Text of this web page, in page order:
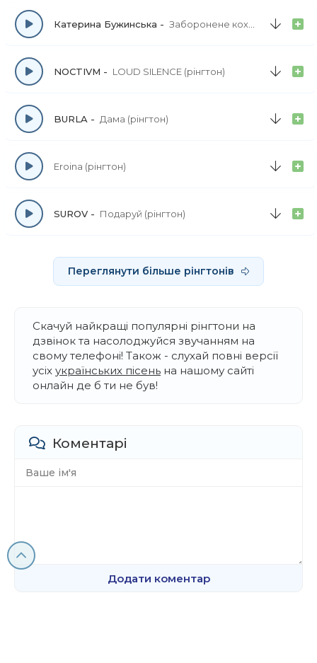
Катерина Бужинська Заборонене кохання (рінгтон)
NOCTIVM LOUD SILENCE (рінгтон)
BURLA Дама (рінгтон)
Eroina (рінгтон)
SUROV Подаруй (рінгтон)
Переглянути більше рінгтонів
Скачуй найкращі популярні рінгтони на
дзвінок та насолоджуйся звучанням на
свому телефоні! Також - слухай повні версії
усіх українських пісень на нашому сайті
онлайн де б ти не був!
Коментарі
Додати коментар